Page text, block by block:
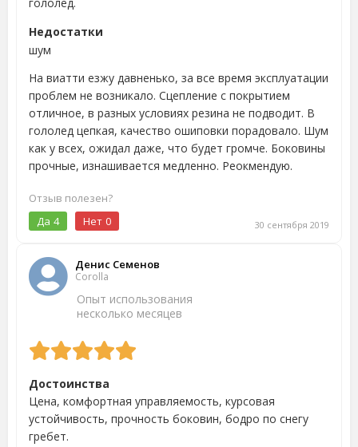
30 сентября 2019
Недостатки
шум
На виатти езжу давненько, за все время эксплуатации
проблем не возникало. Сцепление с покрытием
отличное, в разных условиях резина не подводит. В
гололед цепкая, качество ошиповки порадовало. Шум
как у всех, ожидал даже, что будет громче. Боковины
прочные, изнашивается медленно. Реокмендую.
Отзыв полезен?
Да 4 Нет 0
Денис Семенов
Corolla
Опыт использования
несколько месяцев
Достоинства
Цена, комфортная управляемость, курсовая
устойчивость, прочность боковин, бодро по снегу
гребет.